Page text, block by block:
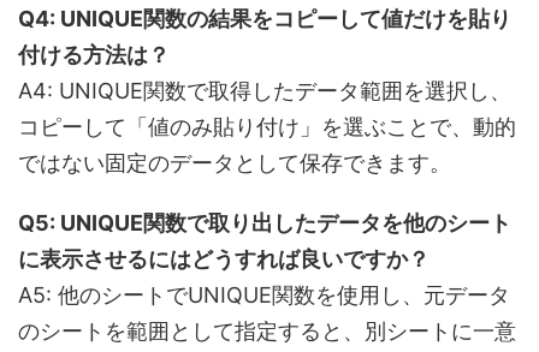
Q4: UNIQUE関数の結果をコピーして値だけを貼り
付ける方法は？
A4: UNIQUE関数で取得したデータ範囲を選択し、
コピーして「値のみ貼り付け」を選ぶことで、動的
ではない固定のデータとして保存できます。
Q5: UNIQUE関数で取り出したデータを他のシート
に表示させるにはどうすれば良いですか？
A5: 他のシートでUNIQUE関数を使用し、元データ
のシートを範囲として指定すると、別シートに一意